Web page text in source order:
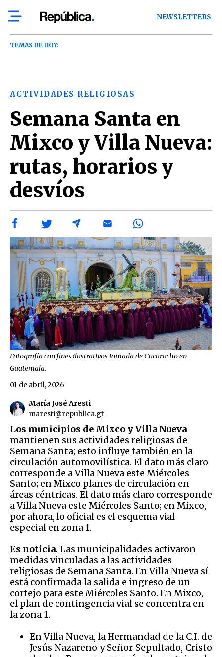
NEWSLETTERS
TEMAS DE HOY:
ACTIVIDADES RELIGIOSAS
Semana Santa en
Mixco y Villa Nueva:
rutas, horarios y
desvíos
Fotografía con fines ilustrativos tomada de Cucurucho en
Guatemala.
María José Aresti
maresti@republica.gt
01 de abril, 2026
Los municipios de Mixco y Villa Nueva
mantienen sus actividades religiosas de
Semana Santa; esto influye también en la
circulación automovilística. El dato más claro
corresponde a Villa Nueva este Miércoles
Santo; en Mixco planes de circulación en
áreas céntricas. El dato más claro corresponde
a Villa Nueva este Miércoles Santo; en Mixco,
por ahora, lo oficial es el esquema vial
especial en zona 1.
Es noticia. Las municipalidades activaron
medidas vinculadas a las actividades
religiosas de Semana Santa. En Villa Nueva sí
está confirmada la salida e ingreso de un
cortejo para este Miércoles Santo. En Mixco,
el plan de contingencia vial se concentra en
la zona 1.
En Villa Nueva, la Hermandad de la C.I. de
Jesús Nazareno y Señor Sepultado, Cristo